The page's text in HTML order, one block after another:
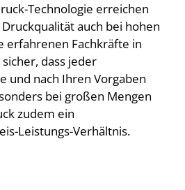
Technologie erreichen
auch bei hohen
erfahrenen Fachkräfte in
dass jeder
und nach Ihren Vorgaben
bei großen Mengen
zudem ein
Leistungs-Verhältnis.